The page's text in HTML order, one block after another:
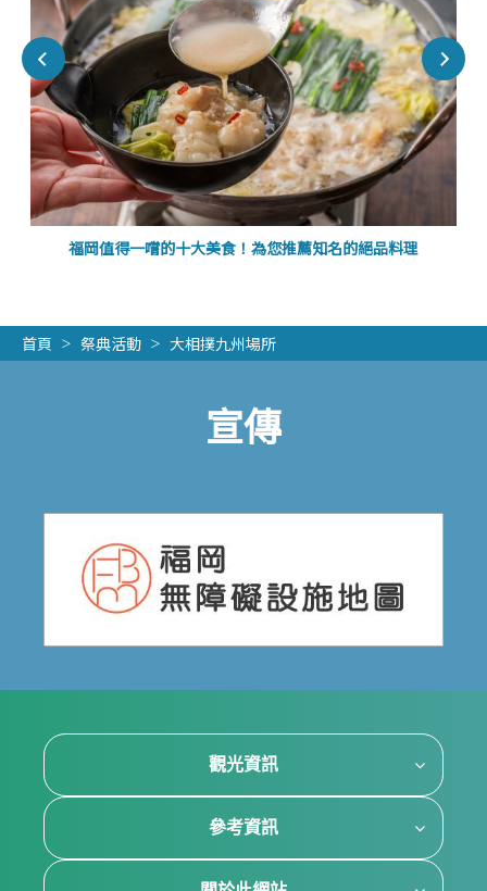
福岡值得一嚐的十大美食！為您推薦知名的絕品料理
首頁 祭典活動 大相撲九州場所
宣傳
觀光資訊
參考資訊